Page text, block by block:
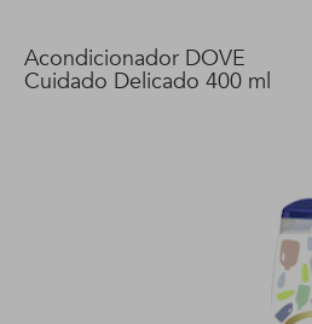
Acondicionador DOVE
Cuidado Delicado 400 ml